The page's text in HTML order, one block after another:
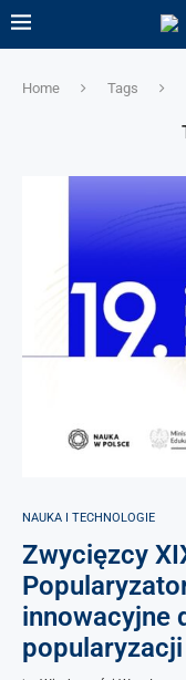
Home Tags
NAUKA I TECHNOLOGIE
Zwycięzcy
innowacyjne